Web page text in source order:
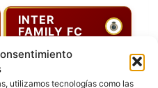
utilizamos tecnologías como las
INTER
FAMILY FC